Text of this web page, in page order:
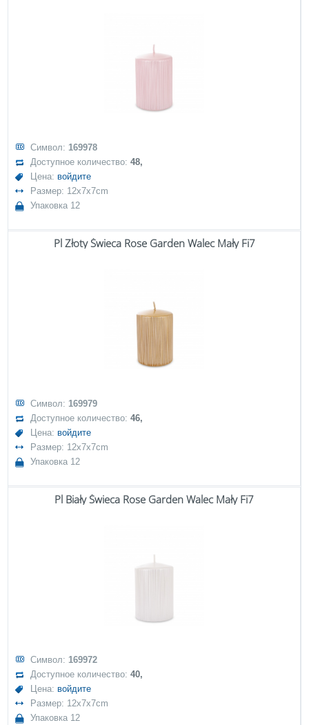
Символ: 169978
Доступное количество:48,
Цена: войдите
Размер: 12x7x7cm
Упаковка 12
Pl Złoty Świeca Rose Garden Walec Mały Fi7
Символ: 169979
Доступное количество:46,
Цена: войдите
Размер: 12x7x7cm
Упаковка 12
Pl Biały Świeca Rose Garden Walec Mały Fi7
Символ: 169972
Доступное количество:40,
Цена: войдите
Размер: 12x7x7cm
Упаковка 12